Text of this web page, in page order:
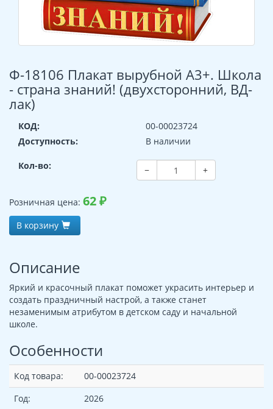
Ф-18106 Плакат вырубной А3+. Школа
- страна знаний! (двухсторонний, ВД-
лак)
КОД:
00-00023724
Доступность:
В наличии
Кол-во: − +
Розничная цена: 62₽
В корзину
Описание
Яркий и красочный плакат поможет украсить интерьер и
создать праздничный настрой, а также станет
незаменимым атрибутом в детском саду и начальной
школе.
Особенности
Код товара:
00-00023724
Год:
2026